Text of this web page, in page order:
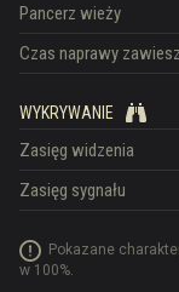
Pancerz wieży
Czas naprawy
WYKRYWANIE
Zasięg widzenia
Zasięg sygnału
Pokazane
w 100%.